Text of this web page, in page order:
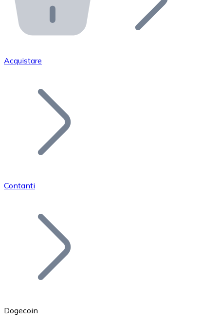
API Bitnovo
Integra la nostra API nel tuo ecosistema.
Unisciti alla nostra rete di rivenditori e
Aggiungi il token del tuo progetto al nostro servizio di
Bitcoin
Acquistare
Contanti
Dogecoin